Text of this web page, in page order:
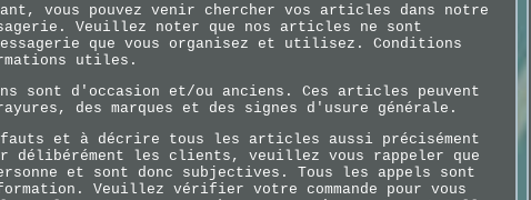
vous pouvez venir chercher vos articles dans notre
Veuillez noter que nos articles ne sont
que vous organisez et utilisez. Conditions
utiles.
sont d'occasion et/ou anciens. Ces articles peuvent
des marques et des signes d'usure générale.
et à décrire tous les articles aussi précisément
délibérément les clients, veuillez vous rappeler que
et sont donc subjectives. Tous les appels sont
Veuillez vérifier votre commande pour vous